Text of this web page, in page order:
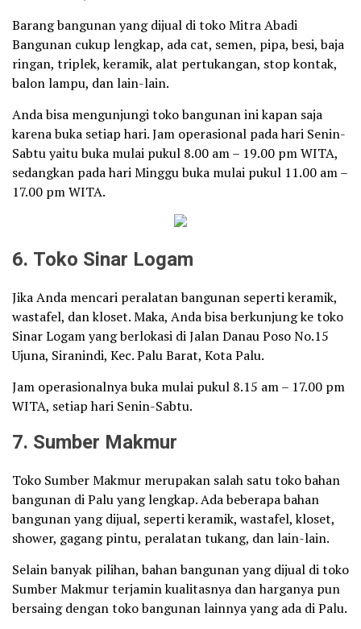
Barang bangunan yang dijual di toko Mitra Abadi
Bangunan cukup lengkap, ada cat, semen, pipa, besi, baja
ringan, triplek, keramik, alat pertukangan, stop kontak,
balon lampu, dan lain-lain.
Anda bisa mengunjungi toko bangunan ini kapan saja
karena buka setiap hari. Jam operasional pada hari Senin-
Sabtu yaitu buka mulai pukul 8.00 am – 19.00 pm WITA,
sedangkan pada hari Minggu buka mulai pukul 11.00 am –
17.00 pm WITA.
6. Toko Sinar Logam
Jika Anda mencari peralatan bangunan seperti keramik,
wastafel, dan kloset. Maka, Anda bisa berkunjung ke toko
Sinar Logam yang berlokasi di Jalan Danau Poso No.15
Ujuna, Siranindi, Kec. Palu Barat, Kota Palu.
Jam operasionalnya buka mulai pukul 8.15 am – 17.00 pm
WITA, setiap hari Senin-Sabtu.
7. Sumber Makmur
Toko Sumber Makmur merupakan salah satu toko bahan
bangunan di Palu yang lengkap. Ada beberapa bahan
bangunan yang dijual, seperti keramik, wastafel, kloset,
shower, gagang pintu, peralatan tukang, dan lain-lain.
Selain banyak pilihan, bahan bangunan yang dijual di toko
Sumber Makmur terjamin kualitasnya dan harganya pun
bersaing dengan toko bangunan lainnya yang ada di Palu.